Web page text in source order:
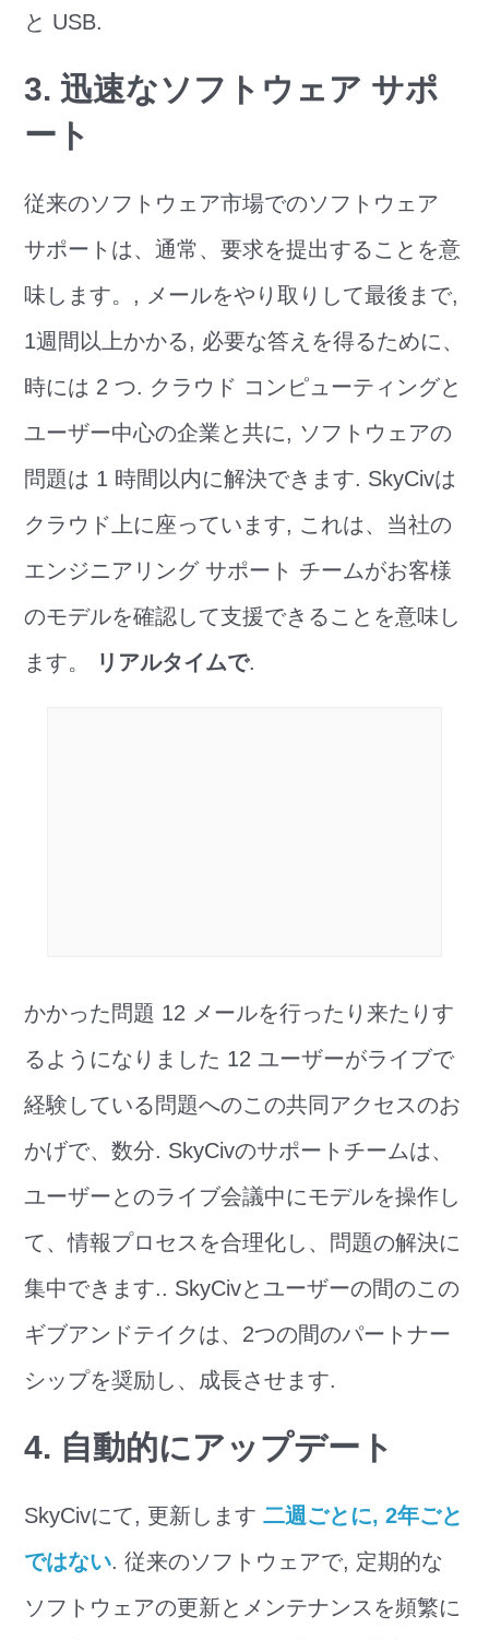
と USB.
3. 迅速なソフトウェア サポ
ート
従来のソフトウェア市場でのソフトウェア
サポートは、通常、要求を提出することを意
味します。, メールをやり取りして最後まで,
1週間以上かかる, 必要な答えを得るために、
時には 2 つ. クラウド コンピューティングと
ユーザー中心の企業と共に, ソフトウェアの
問題は 1 時間以内に解決できます. SkyCivは
クラウド上に座っています, これは、当社の
エンジニアリング サポート チームがお客様
のモデルを確認して支援できることを意味し
ます。
リアルタイムで.
かかった問題 12 メールを行ったり来たりす
るようになりました 12 ユーザーがライブで
経験している問題へのこの共同アクセスのお
かげで、数分. SkyCivのサポートチームは、
ユーザーとのライブ会議中にモデルを操作し
て、情報プロセスを合理化し、問題の解決に
集中できます.. SkyCivとユーザーの間のこの
ギブアンドテイクは、2つの間のパートナー
シップを奨励し、成長させます.
4. 自動的にアップデート
SkyCivにて, 更新します二週ごとに, 2年ごと
ではない. 従来のソフトウェアで, 定期的な
ソフトウェアの更新とメンテナンスを頻繁に